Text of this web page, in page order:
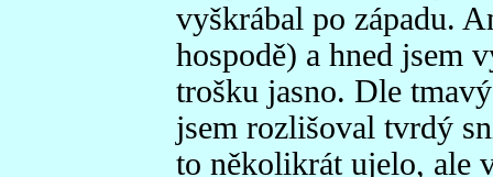
vyškrábal po západu.
hospodě) a hned jsem
trošku jasno. Dle
jsem rozlišoval tvrdý
to několikrát ujelo, ale